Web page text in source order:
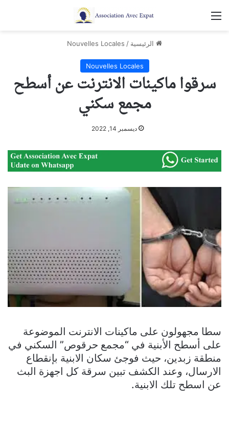
القائمة
الرئيسية /
Nouvelles Locales
Nouvelles Locales
سرقوا ماكينات الانترنت عن أسطح
مجمع سكني
ديسمبر 14, 2022
سطا مجهولون على ماكينات الانترنت الموضوعة
على أسطح الأبنية في “مجمع حرقوص” السكني في
منطقة زبدين، حيث فوجئ سكان الابنية بإنقطاع
الارسال، وعند الكشف تبين سرقة كل اجهزة البث
عن اسطح تلك الابنية.